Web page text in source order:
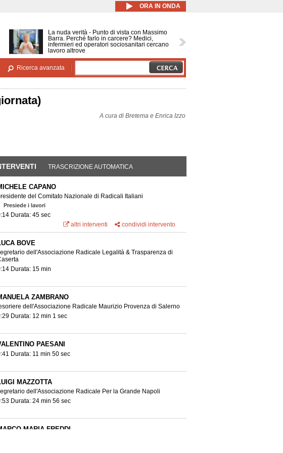
ORA IN ONDA
La nuda verità - Punto di vista con Massimo
Barra. Perché farlo in carcere? Medici,
infermieri ed operatori sociosanitari cercano
lavoro altrove
Ricerca avanzata
A cura di Bretema e Enrica Izzo
(SCHEDA ATTIVA)
TRASCRIZIONE AUTOMATICA
CAPANO
del Comitato Nazionale di Radicali Italiani
Presiede i lavori
Durata: 45 sec
altri interventi
condividi intervento
BOVE
dell'Associazione Radicale Legalità & Trasparenza di
Durata: 15 min
ZAMBRANO
dell'Associazione Radicale Maurizio Provenza di Salerno
Durata: 12 min 1 sec
PAESANI
Durata: 11 min 50 sec
MAZZOTTA
dell'Associazione Radicale Per la Grande Napoli
Durata: 24 min 56 sec
MARIA FREDDI